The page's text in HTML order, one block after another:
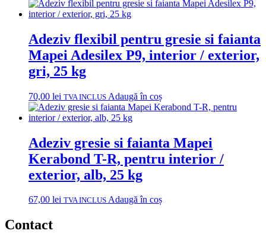
Adeziv flexibil pentru gresie si faianta
Mapei Adesilex P9, interior / exterior,
gri, 25 kg
70,00 lei TVA INCLUS Adaugă în coș
Adeziv gresie si faianta Mapei
Kerabond T-R, pentru interior /
exterior, alb, 25 kg
67,00 lei TVA INCLUS Adaugă în coș
Contact